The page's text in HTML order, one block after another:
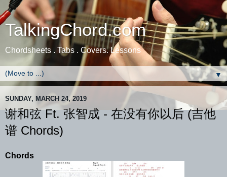
TalkingChord.com
Chordsheets . Tabs . Covers. Lessons
▼
SUNDAY, MARCH 24, 2019
谢和弦 Ft. 张智成 - 在没有你以后 (吉他
谱 Chords)
Chords